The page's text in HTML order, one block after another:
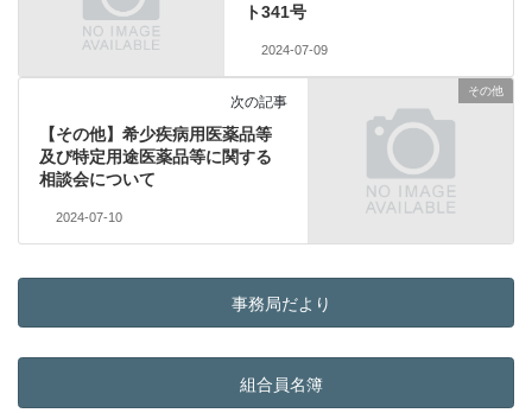
ト341号
2024-07-09
その他
次の記事
【その他】希少疾病用医薬品等
及び特定用途医薬品等に関する
相談会について
2024-07-10
事務局だより
組合員名簿